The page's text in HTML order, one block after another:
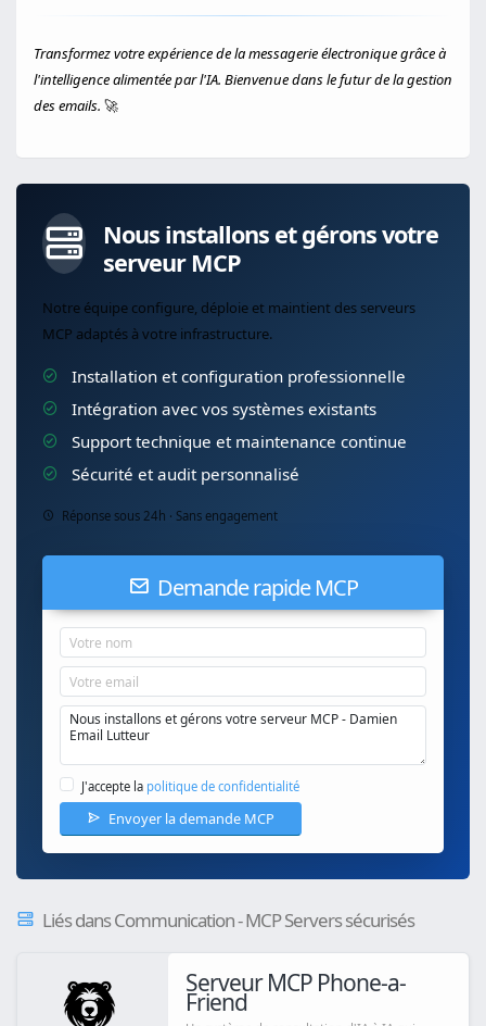
Transformez votre expérience de la messagerie électronique grâce à
l'intelligence alimentée par l'IA. Bienvenue dans le futur de la gestion
des emails. 🚀
Nous installons et gérons votre
serveur MCP
Notre équipe configure, déploie et maintient des serveurs
MCP adaptés à votre infrastructure.
Installation et configuration professionnelle
Intégration avec vos systèmes existants
Support technique et maintenance continue
Sécurité et audit personnalisé
Réponse sous 24h · Sans engagement
Demande rapide MCP
J'accepte la politique de confidentialité
Envoyer la demande MCP
Liés dans Communication - MCP Servers sécurisés
Serveur MCP Phone-a-
Friend